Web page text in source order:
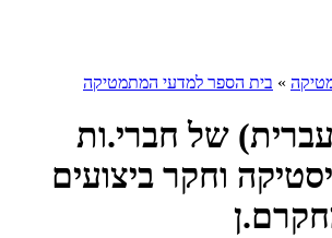
» בית הספר למדעי המתמטיקה
של חברי.ות
וחקר ביצועים